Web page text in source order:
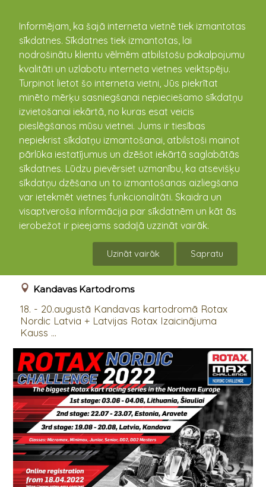
Informējam, ka šajā interneta vietnē tiek izmantotas
sīkdatnes. Sīkdatnes tiek izmantotas, lai
nodrošinātu klientu vēlmēm atbilstošu pakalpojumu
kvalitāti un uzlabotu interneta vietnes veiktspēju.
Turpinot lietot šo interneta vietni, Jūs piekrītat
minēto mērķu sasniegšanai nepieciešamo sīkdatņu
izvietošanai iekārtā, no kuras esat veicis
pieslēgšanos mūsu vietnei. Jums ir tiesības
nepiekrist sīkdatņu izmantošanai, atbilstoši mainot
pārlūka iestatījumus un dzēšot iekārtā saglabātās
sīkdatnes. Lūdzu pievērsiet uzmanību, ka atsevišķu
sīkdatņu dzēšana un to izmantošanas aizliegšana
var ietekmēt vietnes funkcionalitāti. Skaidra un
visaptveroša informācija par sīkdatnēm un kāt ās
ierobežot ir pieejams sadaļā uzzināt vairāk.
Uzināt vairāk Sapratu
kandava.lv
PASĀKUMU
KALENDĀRS
Rotax Nordic Latvia un Latvijas Rotax
Izaicinājuma Kauss
Kandavas Kartodroms
18. - 20.augustā Kandavas kartodromā Rotax
Nordic Latvia + Latvijas Rotax Izaicinājuma
Kauss ...